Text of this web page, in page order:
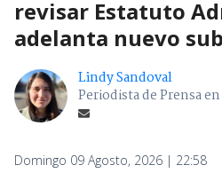
revisar Estatuto
adelanta nuevo
Lindy Sandoval
Periodista de Prensa
Domingo 09 Agosto, 2026 | 22:58